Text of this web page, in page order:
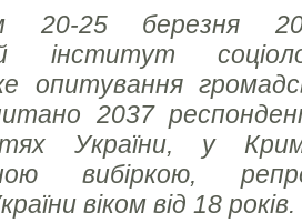
20-25 березня
інститут
опитування
2037
України, у
вибіркою,
віком від 18 років.